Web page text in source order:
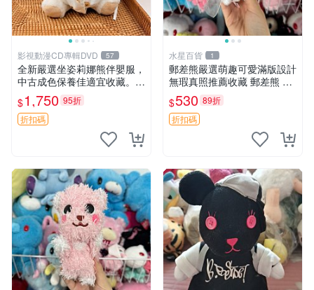
影視動漫CD專輯DVD 57
全新嚴選坐姿莉娜熊伴嬰服，
中古成色保養佳適宜收藏。無
盒子但品質完好，快速出貨。
建議入手！ 中古 玩偶 滬漫
$1,750 95折
折扣碼
水星百貨 1
郵差熊嚴選萌趣可愛滿版設計
無瑕真照推薦收藏 郵差熊 熊
抱枕 紅薯啵啵間
$530 89折
折扣碼